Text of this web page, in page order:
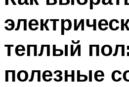
теплый
полезные